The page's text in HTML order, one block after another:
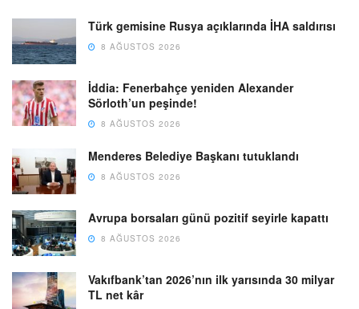
Türk gemisine Rusya açıklarında İHA saldırısı
8 AĞUSTOS 2026
İddia: Fenerbahçe yeniden Alexander
Sörloth’un peşinde!
8 AĞUSTOS 2026
Menderes Belediye Başkanı tutuklandı
8 AĞUSTOS 2026
Avrupa borsaları günü pozitif seyirle kapattı
8 AĞUSTOS 2026
Vakıfbank’tan 2026’nın ilk yarısında 30 milyar
TL net kâr